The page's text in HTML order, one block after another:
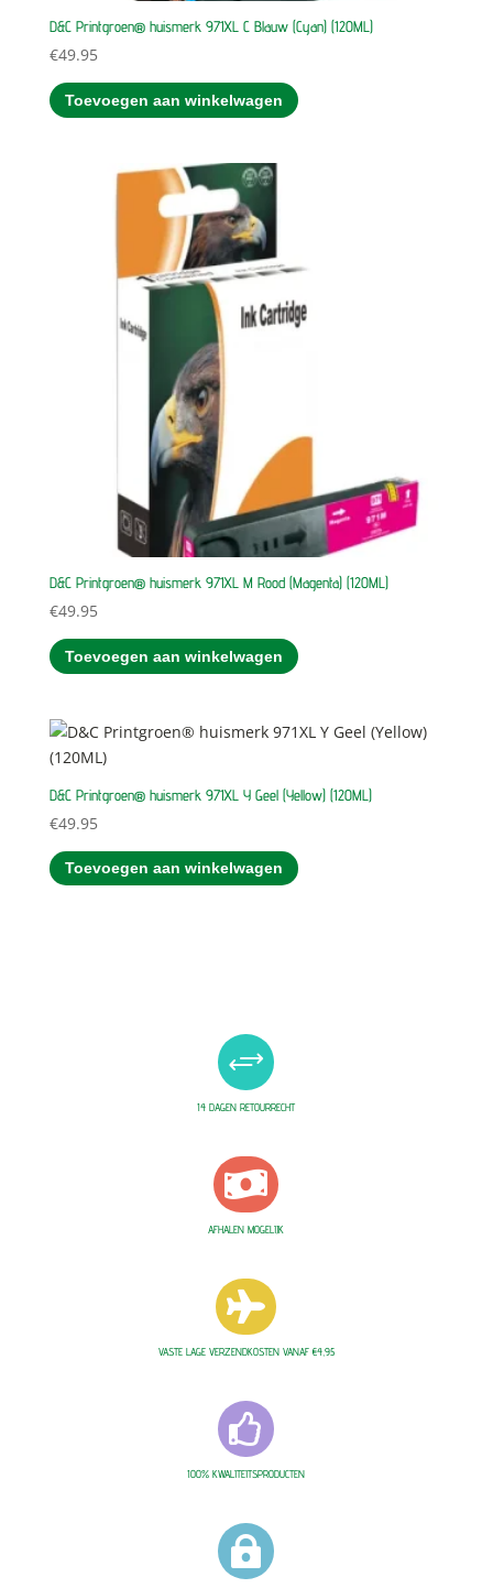
D&C Printgroen® huismerk 971XL C Blauw (Cyan) (120ML)
€49.95
Toevoegen aan winkelwagen
D&C Printgroen® huismerk 971XL M Rood (Magenta) (120ML)
€49.95
Toevoegen aan winkelwagen
D&C Printgroen® huismerk 971XL Y Geel (Yellow) (120ML)
€49.95
Toevoegen aan winkelwagen
+
14 DAGEN RETOURRECHT

AFHALEN MOGELIJK

VASTE LAGE VERZENDKOSTEN VANAF €4,95

100% KWALITEITSPRODUCTEN
